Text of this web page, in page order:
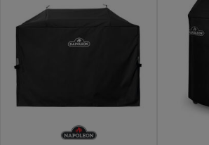
Bewertungen